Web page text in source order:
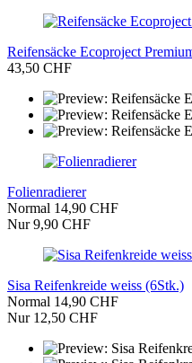
Reifensäcke Ecoproject
43,50 CHF
Folienradierer
Normal 14,90 CHF
Nur 9,90 CHF
Sisa Reifenkreide weiss (6Stk.)
Normal 14,90 CHF
Nur 12,50 CHF